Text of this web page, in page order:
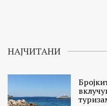
НАЈЧИТАНИ